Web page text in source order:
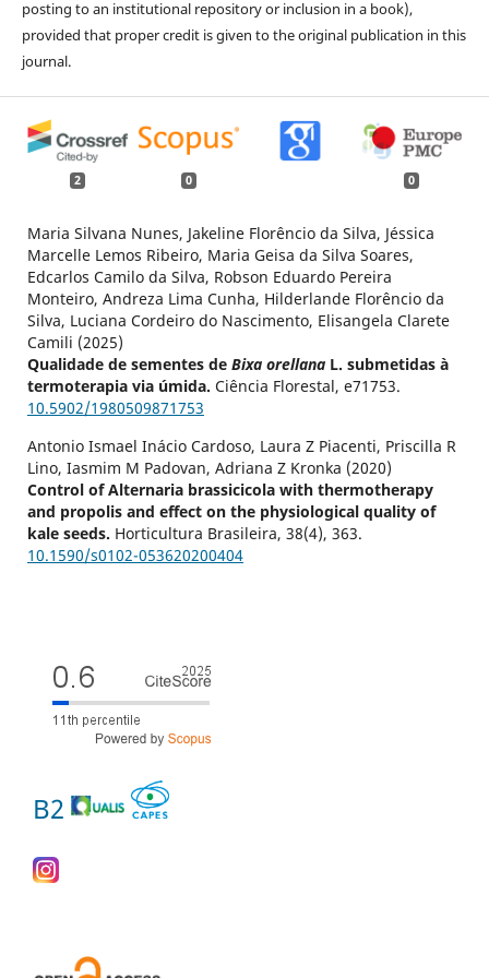
posting to an institutional repository or inclusion in a book),
provided that proper credit is given to the original publication in this
journal.
2 0 0
Maria Silvana Nunes, Jakeline Florêncio da Silva, Jéssica
Marcelle Lemos Ribeiro, Maria Geisa da Silva Soares,
Edcarlos Camilo da Silva, Robson Eduardo Pereira
Monteiro, Andreza Lima Cunha, Hilderlande Florêncio da
Silva, Luciana Cordeiro do Nascimento, Elisangela Clarete
Camili (2025)
Qualidade de sementes de Bixa orellanaL. submetidas à
termoterapia via úmida. Ciência Florestal, e71753.
10.5902/1980509871753
Antonio Ismael Inácio Cardoso, Laura Z Piacenti, Priscilla R
Lino, Iasmim M Padovan, Adriana Z Kronka (2020)
Control of Alternaria brassicicola with thermotherapy
and propolis and effect on the physiological quality of
kale seeds. Horticultura Brasileira, 38(4), 363.
10.1590/s0102-053620200404
B2